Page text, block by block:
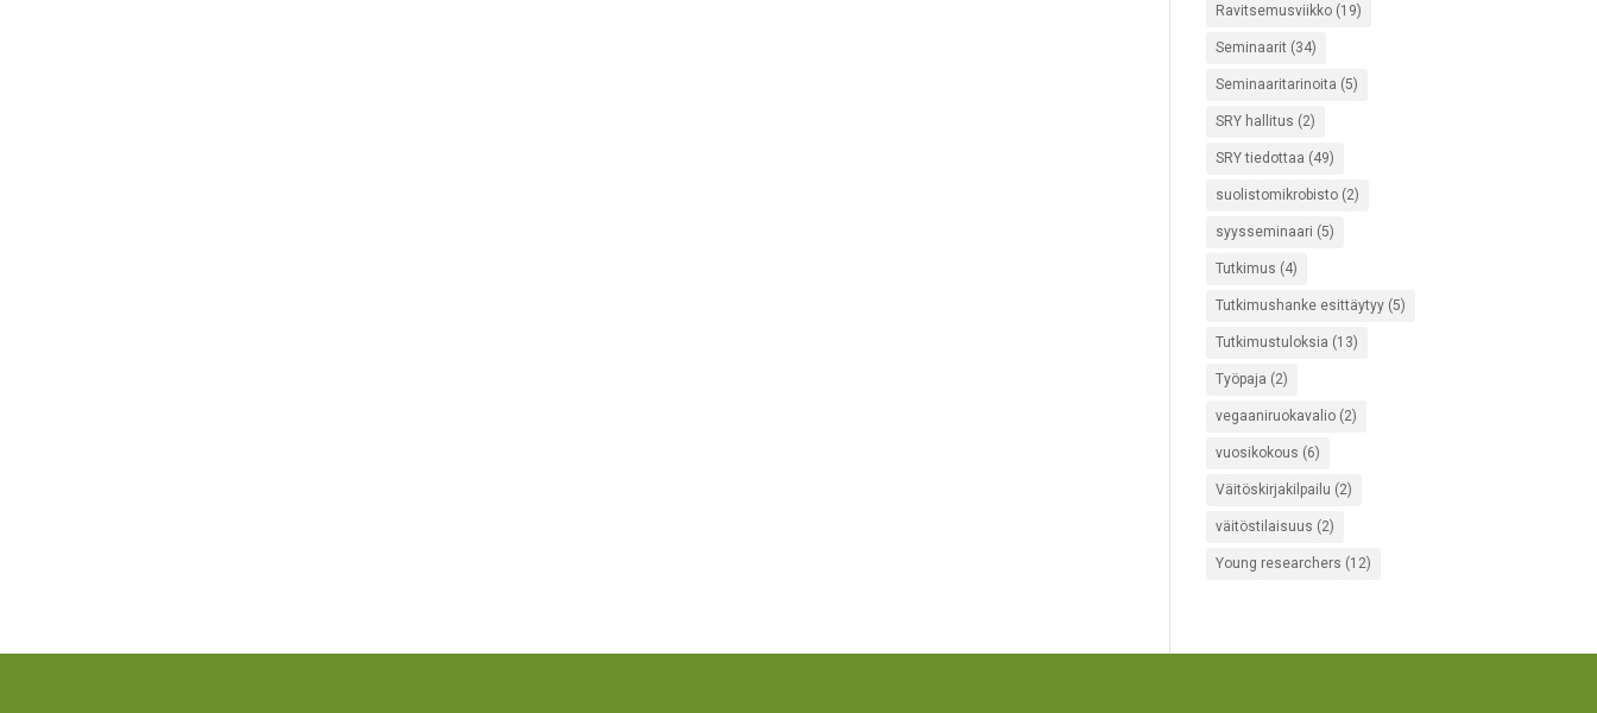
Ravitsemusviikko (19)
Seminaarit (34)
Seminaaritarinoita (5)
SRY hallitus (2)
SRY tiedottaa (49)
suolistomikrobisto (2)
syysseminaari (5)
Tutkimus (4)
Tutkimushanke esittäytyy (5)
Tutkimustuloksia (13)
Työpaja (2)
vegaaniruokavalio (2)
vuosikokous (6)
Väitöskirjakilpailu (2)
väitöstilaisuus (2)
Young researchers (12)